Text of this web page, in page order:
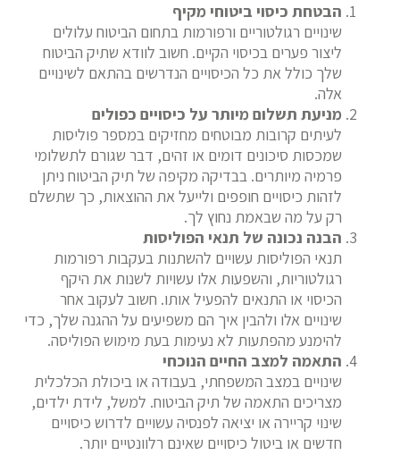
הבטחת כיסוי ביטוחי מקיף
שינויים רגולטוריים ורפורמות בתחום הביטוח עלולים
ליצור פערים בכיסוי הקיים. חשוב לוודא שתיק הביטוח
שלך כולל את כל הכיסויים הנדרשים בהתאם לשינויים
אלה.
מניעת תשלום מיותר על כיסויים כפולים
לעיתים קרובות מבוטחים מחזיקים במספר פוליסות
שמכסות סיכונים דומים או זהים, דבר שגורם לתשלומי
פרמיה מיותרים. בבדיקה מקיפה של תיק הביטוח ניתן
לזהות כיסויים חופפים ולייעל את ההוצאות, כך שתשלם
רק על מה שבאמת נחוץ לך.
הבנה נכונה של תנאי הפוליסות
תנאי הפוליסות עשויים להשתנות בעקבות רפורמות
רגולטוריות, והשפעות אלו עשויות לשנות את היקף
הכיסוי או התנאים להפעיל אותו. חשוב לעקוב אחר
שינויים אלו ולהבין איך הם משפיעים על ההגנה שלך, כדי
להימנע מהפתעות לא נעימות בעת מימוש הפוליסה.
התאמה למצב החיים הנוכחי
שינויים במצב המשפחתי, בעבודה או ביכולת הכלכלית
מצריכים התאמה של תיק הביטוח. למשל, לידת ילדים,
שינוי קריירה או יציאה לפנסיה עשויים לדרוש כיסויים
חדשים או ביטול כיסויים שאינם רלוונטיים יותר.